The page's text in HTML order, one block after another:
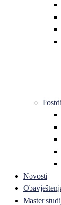
Novosti
Master